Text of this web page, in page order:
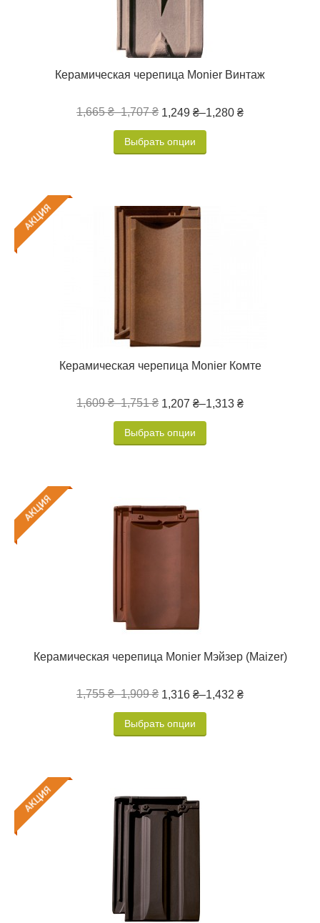
Керамическая черепица Monier Винтаж
1,665 ₴–1,707 ₴ 1,249 ₴–1,280 ₴
Выбрать опции
Керамическая черепица Monier Комте
1,609 ₴–1,751 ₴ 1,207 ₴–1,313 ₴
Выбрать опции
Керамическая черепица Monier Мэйзер (Maizer)
1,755 ₴–1,909 ₴ 1,316 ₴–1,432 ₴
Выбрать опции